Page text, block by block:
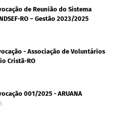
de Reunião do Sistema
RO – Gestão 2023/2025
- Associação de Voluntários
Cristã-RO
001/2025 - ARUANA